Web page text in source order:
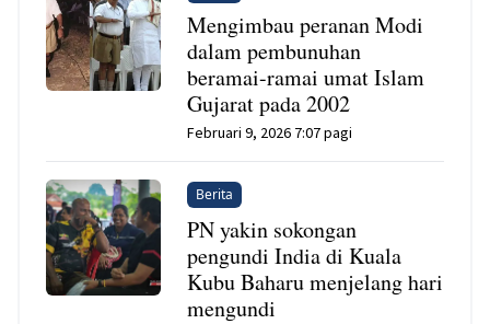
Mengimbau peranan Modi
dalam pembunuhan
beramai-ramai umat Islam
Gujarat pada 2002
Februari 9, 2026 7:07 pagi
Berita
PN yakin sokongan
pengundi India di Kuala
Kubu Baharu menjelang hari
mengundi